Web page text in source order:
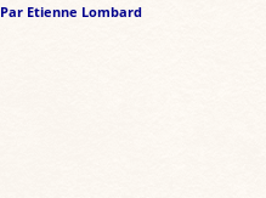
Par Etienne Lombard